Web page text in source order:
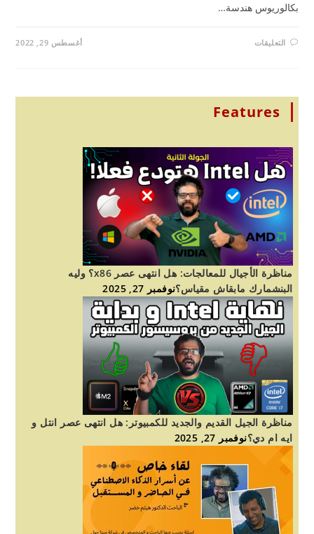
هندسة…
التعليقاتعلى
النمذجة
أغسطس 29, 2022
Features
مناظرة الأجيال للمعالجات: هل انتهى عصر x86؟ وليه
البنشمارك مابقاش مقياس؟نوفمبر 27, 2025
مناظرة الجيل القديم والجديد للكمبيوتر: هل انتهى عصر انتل و
ايه ام دي؟ نوفمبر 27, 2025